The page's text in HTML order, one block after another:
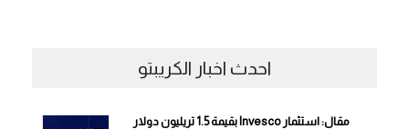
احدث اخبار الكريبتو
مقال: استثمار Invesco بقيمة 1.5 تريليون دولار